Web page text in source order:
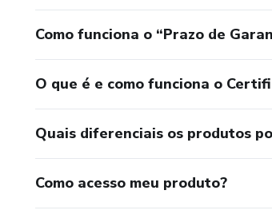
transformador na vida dos nossos alunos.
NOSSA MISSÃO
maneira ética e inovadora em suas
reais, fortalecendo a trajetória pessoal e
NOSSOS VALORES
Como funciona o “Prazo de
O que é e como funciona o
Quais diferenciais os produtos
Como acesso meu produto?